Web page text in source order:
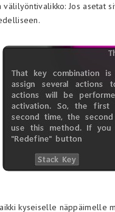
välilyöntivalikko: Jos asetat
kyseiselle näppäimelle